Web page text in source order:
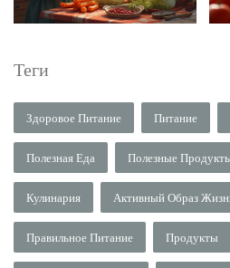
Теги
Здоровое Питание Питание
Полезная Еда Полезные
Кулинария Активный Образ
Правильное Питание Продукты